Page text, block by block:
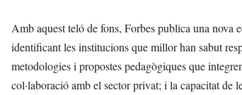
Amb aquest teló de fons, Forbes publica una nova
identificant les institucions que millor han sabut
metodologies i propostes pedagògiques que
col·laboració amb el sector privat; i la capacitat de